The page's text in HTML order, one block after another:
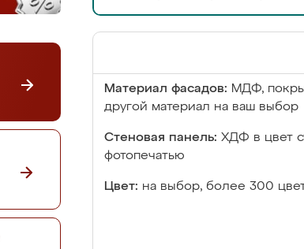
Материал фасадов: МДФ,
другой материал на ваш выбор
Стеновая панель: ХДФ в цвет
фотопечатью
Цвет: на выбор, более 300